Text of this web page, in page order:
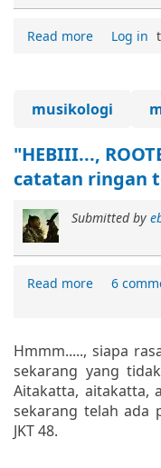
Read more Log in
musikologi
"HEBIII...,
catatan ringan
Submitted by
Read more 6
Hmmm....., siapa
sekarang yang
Aitakatta, aitakatta,
sekarang telah ada
JKT 48.